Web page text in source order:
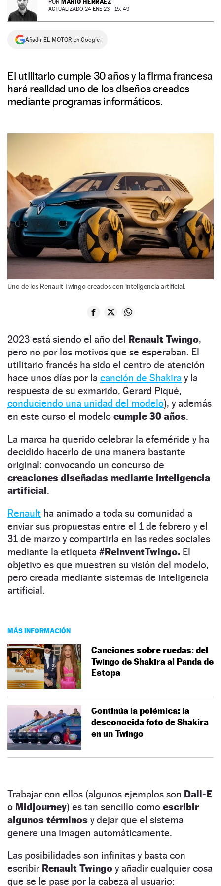
NEWSLETTER
SÍGUENOS
POR MARIO HERRÁEZ
ACTUALIZADO 24 ENE 23 - 15: 49
Añadir EL MOTOR en Google
El utilitario cumple 30 años y la firma francesa
hará realidad uno de los diseños creados
mediante programas informáticos.
Uno de los Renault Twingo creados con inteligencia artificial.
2023 está siendo el año del Renault Twingo,
pero no por los motivos que se esperaban. El
utilitario francés ha sido el centro de atención
hace unos días por la canción de Shakira y la
respuesta de su exmarido, Gerard Piqué,
conduciendo una unidad del modelo), y además
en este curso el modelo cumple 30 años.
La marca ha querido celebrar la efeméride y ha
decidido hacerlo de una manera bastante
original: convocando un concurso de
creaciones diseñadas mediante inteligencia
artificial.
Renault ha animado a toda su comunidad a
enviar sus propuestas entre el 1 de febrero y el
31 de marzo y compartirla en las redes sociales
mediante la etiqueta #ReinventTwingo. El
objetivo es que muestren su visión del modelo,
pero creada mediante sistemas de inteligencia
artificial.
MÁS INFORMACIÓN
Canciones sobre ruedas: del
Twingo de Shakira al Panda de
Estopa
Continúa la polémica: la
desconocida foto de Shakira
en un Twingo
Trabajar con ellos (algunos ejemplos son Dall-E
o Midjourney) es tan sencillo como escribir
algunos términos y dejar que el sistema
genere una imagen automáticamente.
Las posibilidades son infinitas y basta con
escribir Renault Twingo y añadir cualquier cosa
que se le pase por la cabeza al usuario: